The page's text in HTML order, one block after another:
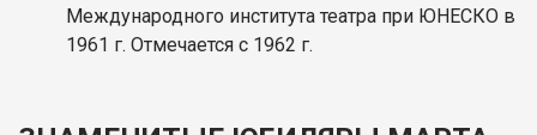
Международного института театра при ЮНЕСКО в
1961 г. Отмечается с 1962 г.